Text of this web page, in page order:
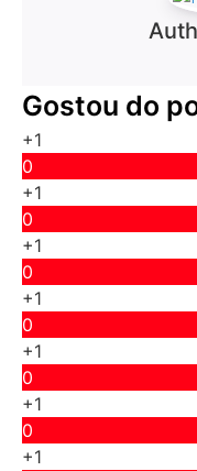
Gostou do
+1
0
+1
0
+1
0
+1
0
+1
0
+1
0
+1